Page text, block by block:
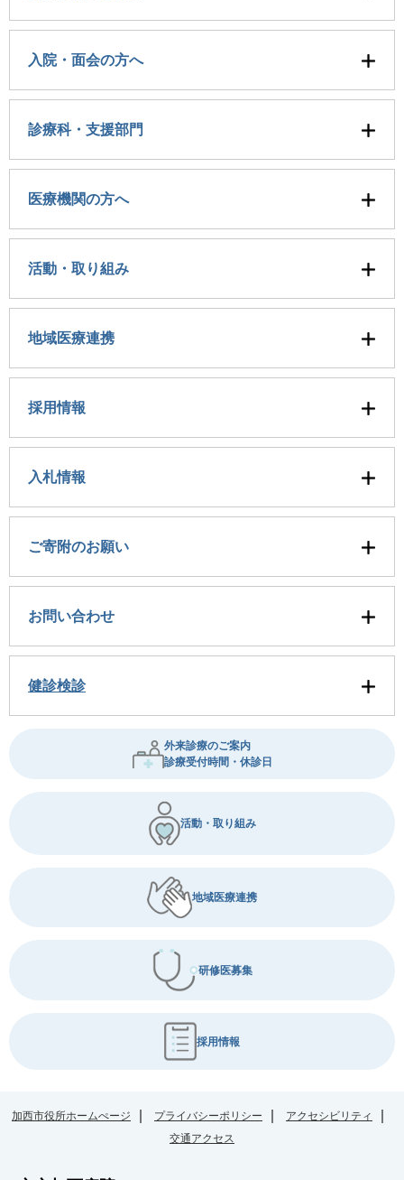
入院・面会の方へ
診療科・支援部門
医療機関の方へ
活動・取り組み
地域医療連携
採用情報
入札情報
ご寄附のお願い
お問い合わせ
健診検診
外来診療のご案内
診療受付時間・休診日
活動・取り組み
地域医療連携
研修医募集
採用情報
加西市役所ホームぺージ プライバシーポリシー
アクセシビリティ
交通アクセス